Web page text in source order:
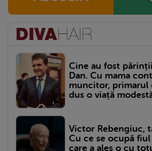
Cine au fost
Dan. Cu mama
muncitor, primarul
dus o viață
Victor Rebengiuc,
Cu ce se ocupă
care a ales o cu